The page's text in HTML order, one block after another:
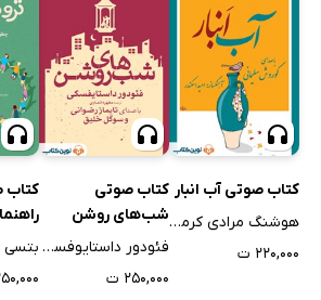
کتاب صوتی آب انبار
هوشنگ مرادی کرمانی
۲۲۰,۰۰۰ ت
کتاب صوتی
شب‌های روشن
فئودور داستایوفسکی
۲۵۰,۰۰۰ ت
کتاب
بتسی